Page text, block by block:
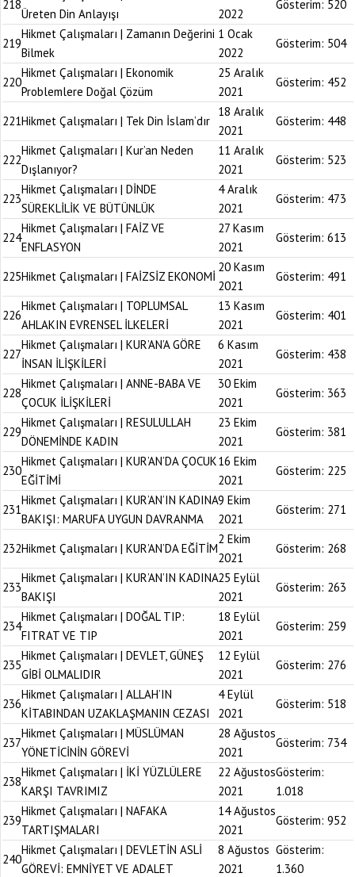
218
Üreten Din Anlayışı
2022
Gösterim: 520
219
Hikmet Çalışmaları | Zamanın Değerini
Bilmek
1 Ocak
2022
Gösterim: 504
220
Hikmet Çalışmaları | Ekonomik
Problemlere Doğal Çözüm
25 Aralık
2021
Gösterim: 452
221Hikmet Çalışmaları | Tek Din İslam’dır
18 Aralık
2021
Gösterim: 448
222
Hikmet Çalışmaları | Kur’an Neden
Dışlanıyor?
11 Aralık
2021
Gösterim: 523
223
Hikmet Çalışmaları | DİNDE
SÜREKLİLİK VE BÜTÜNLÜK
4 Aralık
2021
Gösterim: 473
224
Hikmet Çalışmaları | FAİZ VE
ENFLASYON
27 Kasım
2021
Gösterim: 613
225Hikmet Çalışmaları | FAİZSİZ EKONOMİ
20 Kasım
2021
Gösterim: 491
226
Hikmet Çalışmaları | TOPLUMSAL
AHLAKIN EVRENSEL İLKELERİ
13 Kasım
2021
Gösterim: 401
227
Hikmet Çalışmaları | KUR’AN’A GÖRE
İNSAN İLİŞKİLERİ
6 Kasım
2021
Gösterim: 438
228
Hikmet Çalışmaları | ANNE-BABA VE
ÇOCUK İLİŞKİLERİ
30 Ekim
2021
Gösterim: 363
229
Hikmet Çalışmaları | RESULULLAH
DÖNEMİNDE KADIN
23 Ekim
2021
Gösterim: 381
230
Hikmet Çalışmaları | KUR’AN’DA ÇOCUK
EĞİTİMİ
16 Ekim
2021
Gösterim: 225
231
Hikmet Çalışmaları | KUR’AN’IN KADINA
BAKIŞI: MARUFA UYGUN DAVRANMA
9 Ekim
2021
Gösterim: 271
232Hikmet Çalışmaları | KUR’AN’DA EĞİTİM
2 Ekim
2021
Gösterim: 268
233
Hikmet Çalışmaları | KUR’AN’IN KADINA
BAKIŞI
25 Eylül
2021
Gösterim: 263
234
Hikmet Çalışmaları | DOĞAL TIP:
FITRAT VE TIP
18 Eylül
2021
Gösterim: 259
235
Hikmet Çalışmaları | DEVLET, GÜNEŞ
GİBİ OLMALIDIR
12 Eylül
2021
Gösterim: 276
236
Hikmet Çalışmaları | ALLAH’IN
KİTABINDAN UZAKLAŞMANIN CEZASI
4 Eylül
2021
Gösterim: 518
237
Hikmet Çalışmaları | MÜSLÜMAN
YÖNETİCİNİN GÖREVİ
28 Ağustos
2021
Gösterim: 734
238
Hikmet Çalışmaları | İKİ YÜZLÜLERE
KARŞI TAVRIMIZ
22 Ağustos
2021
Gösterim:
1.018
239
Hikmet Çalışmaları | NAFAKA
TARTIŞMALARI
14 Ağustos
2021
Gösterim: 952
240
Hikmet Çalışmaları | DEVLETİN ASLİ
GÖREVİ: EMNİYET VE ADALET
8 Ağustos
2021
Gösterim:
1.360